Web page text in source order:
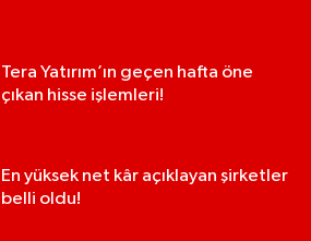
Tera Yatırım’ın geçen hafta öne
çıkan hisse işlemleri!
En yüksek net kâr açıklayan şirketler
belli oldu!